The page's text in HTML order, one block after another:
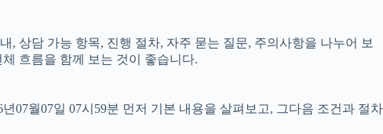
, 상담 가능 항목, 진행 절차, 자주 묻는 질문, 주의사항을 나누어 보
흐름을 함께 보는 것이 좋습니다.
07월07일 07시59분 먼저 기본 내용을 살펴보고, 그다음 조건과 절차